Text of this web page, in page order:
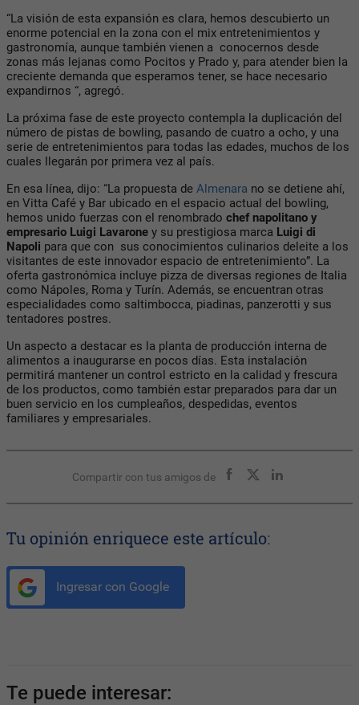
“La visión de esta expansión es clara, hemos descubierto un
enorme potencial en la zona con el mix entretenimientos y
gastronomía, aunque también vienen a conocernos desde
zonas más lejanas como Pocitos y Prado y, para atender bien la
creciente demanda que esperamos tener, se hace necesario
expandirnos “, agregó.
La próxima fase de este proyecto contempla la duplicación del
número de pistas de bowling, pasando de cuatro a ocho, y una
serie de entretenimientos para todas las edades, muchos de los
cuales llegarán por primera vez al país.
En esa línea, dijo: “La propuesta de Almenara no se detiene ahí,
en Vitta Café y Bar ubicado en el espacio actual del bowling,
hemos unido fuerzas con el renombrado chef napolitano y
empresario Luigi Lavarone y su prestigiosa marca Luigi di
Napoli para que con sus conocimientos culinarios deleite a los
visitantes de este innovador espacio de entretenimiento”. La
oferta gastronómica incluye pizza de diversas regiones de Italia
como Nápoles, Roma y Turín. Además, se encuentran otras
especialidades como saltimbocca, piadinas, panzerotti y sus
tentadores postres.
Un aspecto a destacar es la planta de producción interna de
alimentos a inaugurarse en pocos días. Esta instalación
permitirá mantener un control estricto en la calidad y frescura
de los productos, como también estar preparados para dar un
buen servicio en los cumpleaños, despedidas, eventos
familiares y empresariales.
Compartir con tus amigos de
Tu opinión enriquece este artículo:
Ingresar con Google
Te puede interesar: